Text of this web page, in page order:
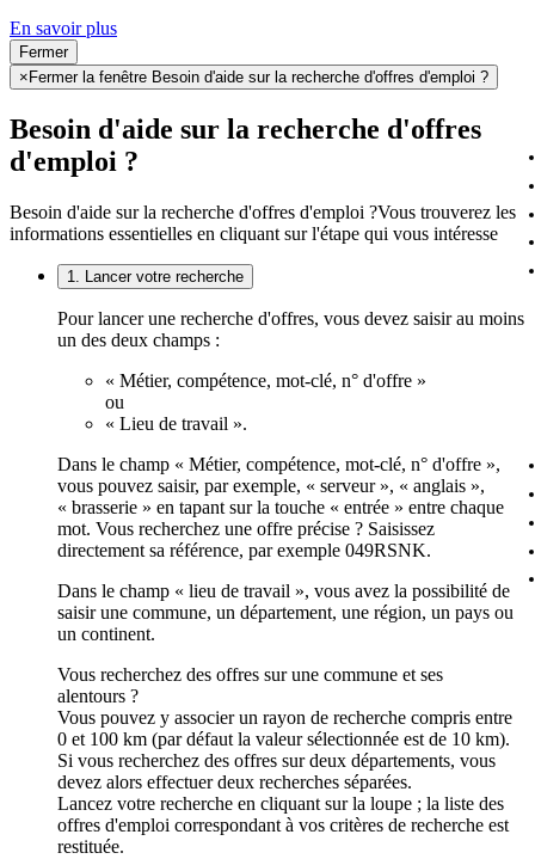
En savoir plus
Fermer
× Fermer la fenêtre Besoin d'aide sur la recherche d'offres d'emploi ?
Besoin d'aide sur la recherche d'offres
d'emploi ?
Besoin d'aide sur la recherche d'offres d'emploi ?Vous trouverez les
informations essentielles en cliquant sur l'étape qui vous intéresse
1. Lancer votre recherche
Pour lancer une recherche d'offres, vous devez saisir au moins
un des deux champs :
« Métier, compétence, mot-clé, n° d'offre »
ou
« Lieu de travail ».
Dans le champ « Métier, compétence, mot-clé, n° d'offre »,
vous pouvez saisir, par exemple, « serveur », « anglais »,
« brasserie » en tapant sur la touche « entrée » entre chaque
mot. Vous recherchez une offre précise ? Saisissez
directement sa référence, par exemple 049RSNK.
Dans le champ « lieu de travail », vous avez la possibilité de
saisir une commune, un département, une région, un pays ou
un continent.
Vous recherchez des offres sur une commune et ses
alentours ?
Vous pouvez y associer un rayon de recherche compris entre
0 et 100 km (par défaut la valeur sélectionnée est de 10 km).
Si vous recherchez des offres sur deux départements, vous
devez alors effectuer deux recherches séparées.
Lancez votre recherche en cliquant sur la loupe ; la liste des
offres d'emploi correspondant à vos critères de recherche est
restituée.